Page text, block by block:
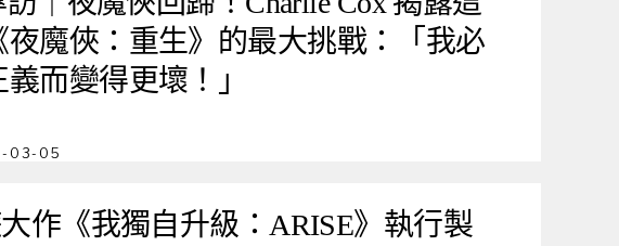
夜魔俠：重生》的最大挑戰：「我必
而變得更壞！」
03-05
作《我獨自升級：ARISE》執行製